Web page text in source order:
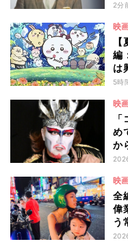
2分
映
編
は
リ
5時
映
め
か
ン
映
全
偉
う
ル